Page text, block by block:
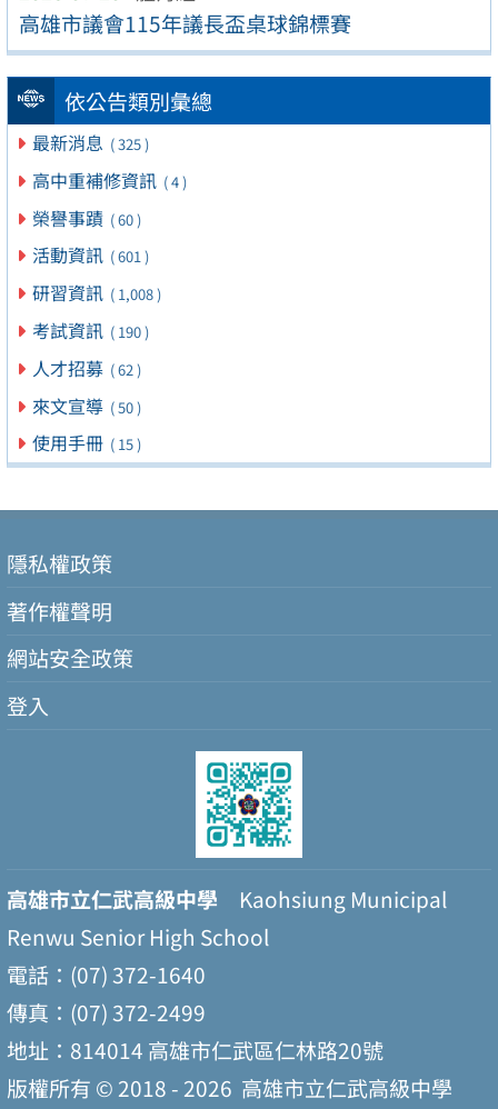
高雄市議會115年議長盃桌球錦標賽
依公告類別彙總
最新消息 ( 325 )
高中重補修資訊 ( 4 )
榮譽事蹟 ( 60 )
活動資訊 ( 601 )
研習資訊 ( 1,008 )
考試資訊 ( 190 )
人才招募 ( 62 )
來文宣導 ( 50 )
使用手冊 ( 15 )
隱私權政策
著作權聲明
網站安全政策
登入
高雄市立仁武高級中學 Kaohsiung Municipal
Renwu Senior High School
電話：(07) 372-1640
傳真：(07) 372-2499
地址：814014 高雄市仁武區仁林路20號
版權所有 © 2018 - 2026 高雄市立仁武高級中學